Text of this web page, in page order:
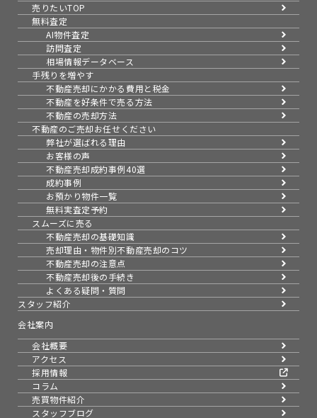
売りたいTOP
無料査定
AI物件査定
訪問査定
相場情報データベース
手残りを増やす
不動産売却にかかる費用と税金
不動産を好条件で売る方法
不動産の売却方法
不動産のご売却お任せください
弊社が選ばれる理由
お客様の声
不動産売却成約事例40選
成約事例
お預かり物件一覧
無料実査定予約
スムーズに売る
不動産売却の基礎知識
売却理由・物件別不動産売却のコツ
不動産売却の注意点
不動産売却後の手続き
よくある疑問・質問
スタッフ紹介
会社案内
会社概要
アクセス
採用情報
コラム
売買物件紹介
スタッフブログ